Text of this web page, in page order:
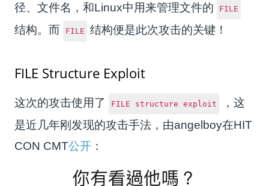
径、文件名，和Linux中用来管理文件的
FILE
结构。而 FILE 结构便是此次攻击的关键！
FILE Structure Exploit
这次的攻击使用了 FILE structure exploit
，这
是近几年刚发现的攻击手法，由angelboy在HIT
CON CMT公开 ：